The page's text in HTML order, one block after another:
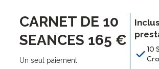
CARNET DE 10
SEANCES 165 €
Un seul paiement
10